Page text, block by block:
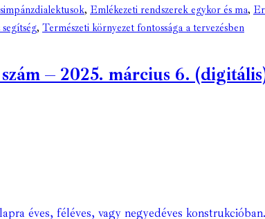
, Emlékezeti rendszerek egykor és ma,
, Természeti környezet fontossága a tervezésben
– 2025. március 6.
éves, féléves, vagy negyedéves konstrukcióban.